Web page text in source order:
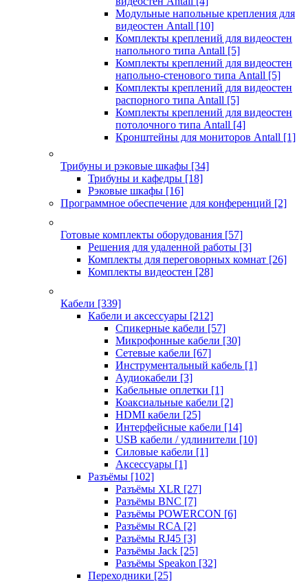
Модульные напольные крепления для
видеостен Antall [10]
Комплекты креплений для видеостен
напольного типа Antall [5]
Комплекты креплений для видеостен
напольно-стенового типа Antall [5]
Комплекты креплений для видеостен
распорного типа Antall [5]
Комплекты креплений для видеостен
потолочного типа Antall [4]
Кронштейны для мониторов Antall [1]
Трибуны и рэковые шкафы [34]
Трибуны и кафедры [18]
Рэковые шкафы [16]
Программное обеспечение для конференций [2]
Готовые комплекты оборудования [57]
Решения для удаленной работы [3]
Комплекты для переговорных комнат [26]
Комплекты видеостен [28]
Кабели [339]
Кабели и аксессуары [212]
Спикерные кабели [57]
Микрофонные кабели [30]
Сетевые кабели [67]
Инструментальный кабель [1]
Аудиокабели [3]
Кабельные оплетки [1]
Коаксиальные кабели [2]
HDMI кабели [25]
Интерфейсные кабели [14]
USB кабели / удлинители [10]
Силовые кабели [1]
Аксессуары [1]
Разъёмы [102]
Разъёмы XLR [27]
Разъёмы BNC [7]
Разъёмы POWERCON [6]
Разъёмы RCA [2]
Разъёмы RJ45 [3]
Разъёмы Jack [25]
Разъёмы Speakon [32]
Переходники [25]